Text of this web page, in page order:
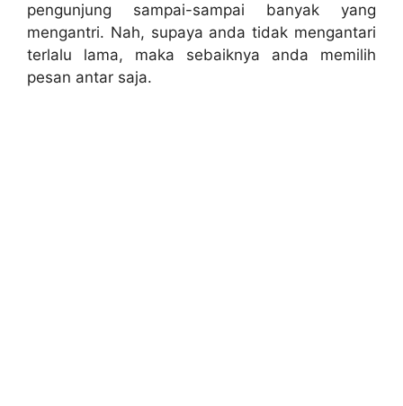
pengunjung sampai-sampai banyak yang
mengantri. Nah, supaya anda tidak mengantari
terlalu lama, maka sebaiknya anda memilih
pesan antar saja.